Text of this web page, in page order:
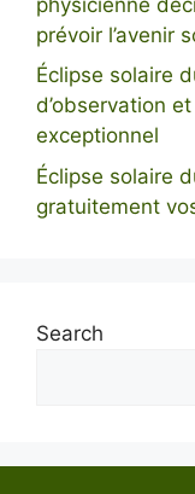
prévoir l’avenir
Éclipse solaire
d’observation
exceptionnel
Éclipse solaire
gratuitement
Search